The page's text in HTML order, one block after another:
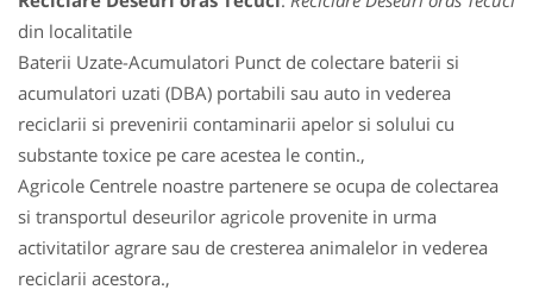
din localitatile
Baterii Uzate-Acumulatori Punct de colectare baterii si
acumulatori uzati (DBA) portabili sau auto in vederea
reciclarii si prevenirii contaminarii apelor si solului cu
substante toxice pe care acestea le contin.,
Agricole Centrele noastre partenere se ocupa de colectarea
si transportul deseurilor agricole provenite in urma
activitatilor agrare sau de cresterea animalelor in vederea
reciclarii acestora.,